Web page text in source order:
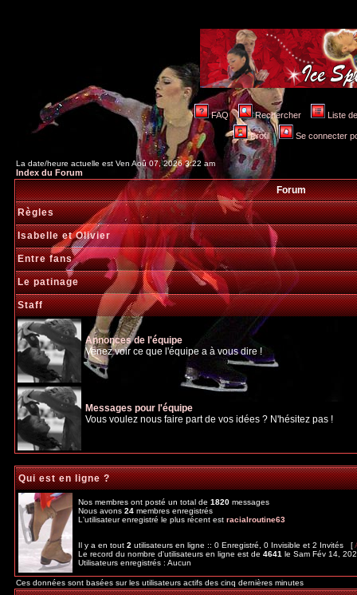
FAQ Rechercher Liste
Profil Se connecter
La date/heure actuelle est Ven Aoû 07, 2026 3:22 am
Index du Forum
Forum
Règles
Isabelle et Olivier
Entre fans
Le patinage
Staff
Annonces de l'équipe
Venez voir ce que l'équipe a à vous dire !
Messages pour l'équipe
Vous voulez nous faire part de vos idées ? N'hésitez pas !
Qui est en ligne ?
Nos membres ont posté un total de 1820 messages
Nous avons 24 membres enregistrés
L'utilisateur enregistré le plus récent est racialroutine63
Il y a en tout 2 utilisateurs en ligne :: 0 Enregistré, 0 Invisible et 2 Invités [
Le record du nombre d'utilisateurs en ligne est de 4641 le Sam Fév 14,
Utilisateurs enregistrés : Aucun
Ces données sont basées sur les utilisateurs actifs des cinq dernières minutes